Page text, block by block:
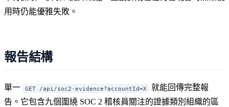
用時仍能優雅失敗。
報告結構
單一 GET /api/soc2-evidence?accountId=X
就能回傳完整報
告。它包含九個圍繞 SOC 2 稽核員關注的證據類別組織的區